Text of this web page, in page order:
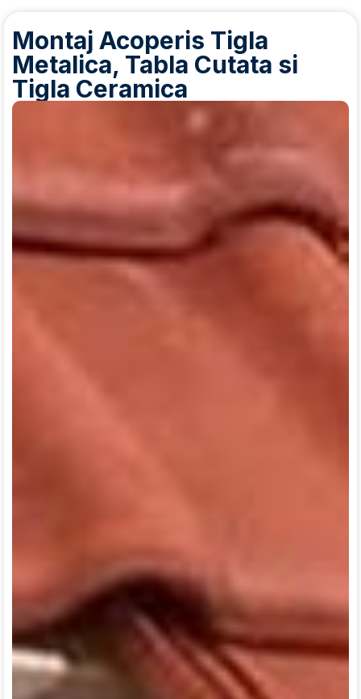
Montaj Acoperis Tigla
Metalica, Tabla Cutata si
Tigla Ceramica